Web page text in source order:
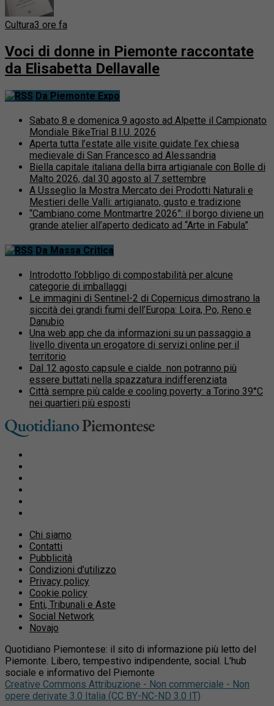
Cultura3 ore fa
Voci di donne in Piemonte raccontate
da Elisabetta Dellavalle
Da Piemonte Expo
Sabato 8 e domenica 9 agosto ad Alpette il Campionato
Mondiale BikeTrial B.I.U. 2026
Aperta tutta l’estate alle visite guidate l’ex chiesa
medievale di San Francesco ad Alessandria
Biella capitale italiana della birra artigianale con Bolle di
Malto 2026, dal 30 agosto al 7 settembre
A Usseglio la Mostra Mercato dei Prodotti Naturali e
Mestieri delle Valli: artigianato, gusto e tradizione
“Cambiano come Montmartre 2026”: il borgo diviene un
grande atelier all’aperto dedicato ad “Arte in Fabula”
Da Massa Critica
Introdotto l’obbligo di compostabilità per alcune
categorie di imballaggi
Le immagini di Sentinel-2 di Copernicus dimostrano la
siccità dei grandi fiumi dell’Europa: Loira, Po, Reno e
Danubio
Una web app che da informazioni su un passaggio a
livello diventa un erogatore di servizi online per il
territorio
Dal 12 agosto capsule e cialde non potranno più
essere buttati nella spazzatura indifferenziata
Città sempre più calde e cooling poverty: a Torino 39°C
nei quartieri più esposti
Chi siamo
Contatti
Pubblicità
Condizioni d’utilizzo
Privacy policy
Cookie policy
Enti, Tribunali e Aste
Social Network
Novajo
Quotidiano Piemontese: il sito di informazione più letto del
Piemonte. Libero, tempestivo indipendente, social. L'hub
sociale e informativo del Piemonte
Creative Commons Attribuzione - Non commerciale - Non
opere derivate 3.0 Italia (CC BY-NC-ND 3.0 IT)